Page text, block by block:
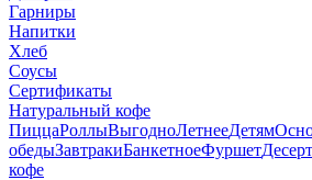
Гарниры
Напитки
Хлеб
Соусы
Сертификаты
Натуральный кофе
ПиццаРоллыВыгодноЛетнееДетям
обедыЗавтракиБанкетноеФуршет
кофе